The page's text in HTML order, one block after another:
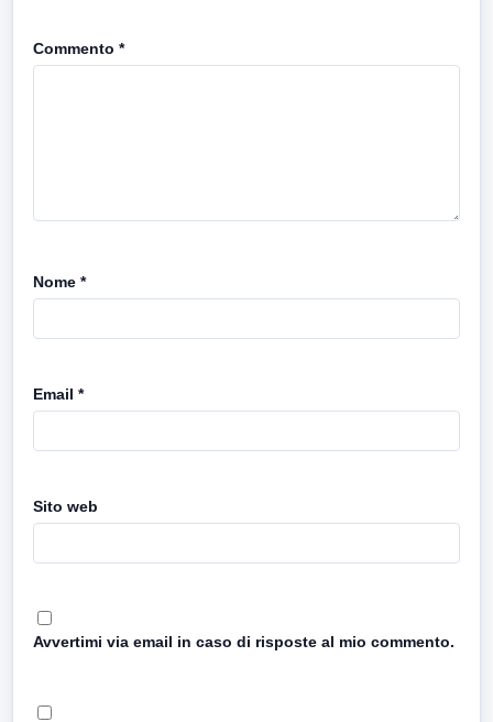
Commento *
Nome *
Email *
Sito web
Avvertimi via email in caso di risposte al mio commento.